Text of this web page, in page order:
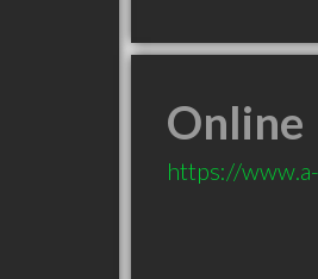
Online
https://